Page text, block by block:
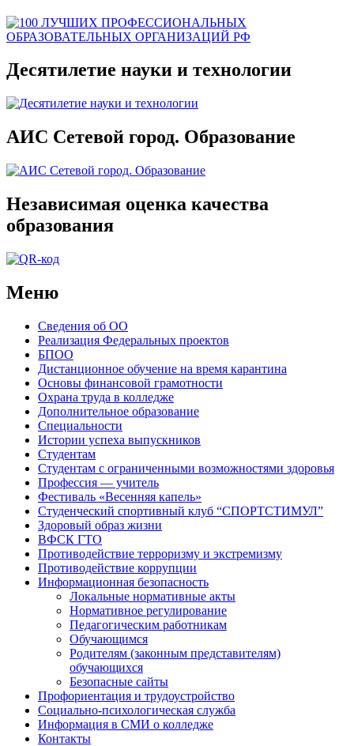
Десятилетие науки и технологии
АИС Сетевой город. Образование
Независимая оценка качества
образования
Меню
Сведения об ОО
Реализация Федеральных проектов
БПОО
Дистанционное обучение на время карантина
Основы финансовой грамотности
Охрана труда в колледже
Дополнительное образование
Специальности
Истории успеха выпускников
Студентам
Студентам с ограниченными возможностями здоровья
Профессия — учитель
Фестиваль «Весенняя капель»
Студенческий спортивный клуб “СПОРТСТИМУЛ”
Здоровый образ жизни
ВФСК ГТО
Противодействие терроризму и экстремизму
Противодействие коррупции
Информационная безопасность
Локальные нормативные акты
Нормативное регулирование
Педагогическим работникам
Обучающимся
Родителям (законным представителям)
обучающихся
Безопасные сайты
Профориентация и трудоустройство
Социально-психологическая служба
Информация в СМИ о колледже
Контакты